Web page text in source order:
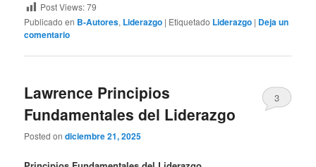
Post Views:79
Publicado en B-Autores, Liderazgo | Etiquetado Liderazgo | Deja un
comentario
Lawrence Principios
Fundamentales del Liderazgo
Posted ondiciembre 21, 2025
3